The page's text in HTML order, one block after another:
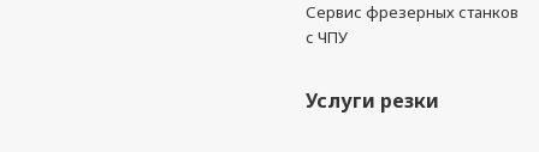
Сервис фрезерных станков
с ЧПУ
Услуги резки